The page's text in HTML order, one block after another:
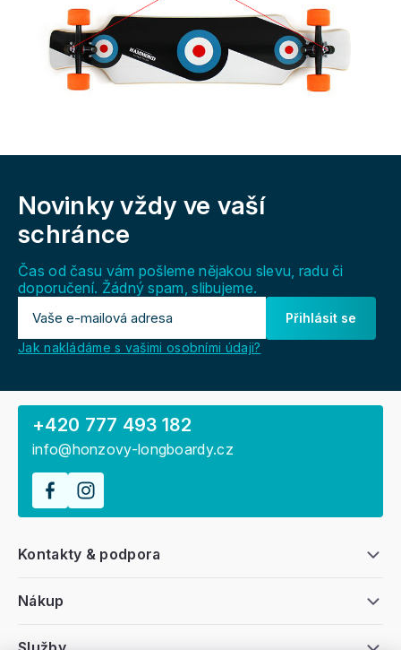
Novinky vždy ve vaší
schránce
Čas od času vám pošleme nějakou slevu, radu či
doporučení. Žádný spam, slibujeme.
Přihlásit se
Jak nakládáme s vašimi osobními údaji?
Nákup
Kontakty & podpora
+420 777 493 182
info@honzovy-longboardy.cz